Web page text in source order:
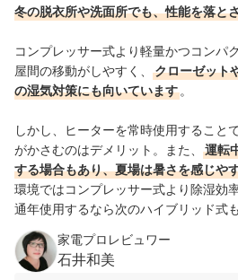
冬の脱衣所や洗面所でも、性能を落と
コンプレッサー式より軽量かつコンパ
屋間の移動がしやすく、
クローゼット
の湿気対策にも向いています 。
しかし、ヒーターを常時使用すること
がかさむのはデメリット。また、
運転
する場合もあり、夏場は暑さを感じや
環境ではコンプレッサー式より除湿効
通年使用するなら次のハイブリッド式
家電プロレビュワー
石井和美